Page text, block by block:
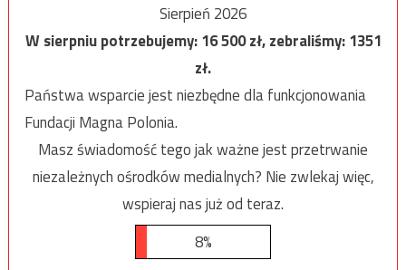
Sierpień 2026
W sierpniu potrzebujemy:16 500zł, zebraliśmy:1351
zł.
Państwa wsparcie jest niezbędne dla funkcjonowania
Fundacji Magna Polonia.
Masz świadomość tego jak ważne jest przetrwanie
niezależnych ośrodków medialnych? Nie zwlekaj więc,
wspieraj nas już od teraz.
8%